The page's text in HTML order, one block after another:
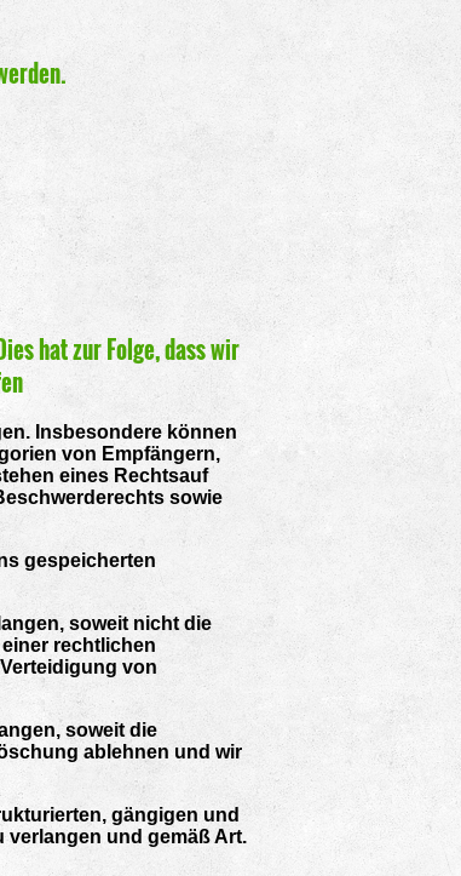
hat zur Folge, dass wir
Insbesondere können
von Empfängern,
eines Rechtsauf
sowie
gespeicherten
soweit nicht die
rechtlichen
von
soweit die
ablehnen und wir
gängigen und
verlangen und gemäß Art.